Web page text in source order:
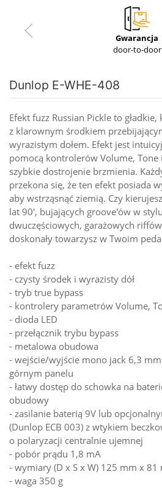
Gwarancja
door-to-door
Dunlop E-WHE-408
Efekt fuzz Russian Pickle to
z klarownym środkiem
wyrazistym dołem. Efekt jest
pomocą kontrolerów Volume,
szybkie dostrojenie brzmienia.
przekona się, że ten efekt posiada
aby wstrząsnąć ziemią. Czy
lat 90', bujających groove'ów w
dwuczęściowych, garażowych
doskonały towarzysz w Twoim
- efekt fuzz
- czysty środek i wyrazisty dół
- tryb true bypass
- kontrolery parametrów Volume,
- dioda LED
- przełącznik trybu bypass
- metalowa obudowa
- wejście/wyjście mono jack 6,3
górnym panelu
- łatwy dostęp do schowka na
obudowy
- zasilanie baterią 9V lub
(Dunlop ECB 003) z wtykiem
o polaryzacji centralnie ujemnej
- pobór prądu 1,8 mA
- wymiary (D x S x W) 125 mm x
- waga 350 g